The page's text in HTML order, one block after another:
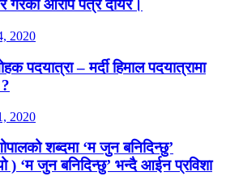
गरेको आरोप पत्र दायर।
2020
पदयात्रा – मर्दी हिमाल पदयात्रामा
2020
शब्दमा ‘म जुन बनिदिन्छु’
) ‘म जुन बनिदिन्छु’ भन्दै आईन प्रविशा